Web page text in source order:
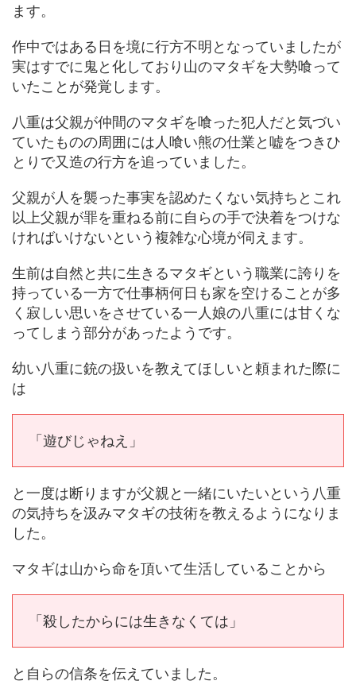
ます。
作中ではある日を境に行方不明となっていましたが
実はすでに鬼と化しており山のマタギを大勢喰って
いたことが発覚します。
八重は父親が仲間のマタギを喰った犯人だと気づい
ていたものの周囲には人喰い熊の仕業と嘘をつきひ
とりで又造の行方を追っていました。
父親が人を襲った事実を認めたくない気持ちとこれ
以上父親が罪を重ねる前に自らの手で決着をつけな
ければいけないという複雑な心境が伺えます。
生前は自然と共に生きるマタギという職業に誇りを
持っている一方で仕事柄何日も家を空けることが多
く寂しい思いをさせている一人娘の八重には甘くな
ってしまう部分があったようです。
幼い八重に銃の扱いを教えてほしいと頼まれた際に
は
「遊びじゃねえ」
と一度は断りますが父親と一緒にいたいという八重
の気持ちを汲みマタギの技術を教えるようになりま
した。
マタギは山から命を頂いて生活していることから
「殺したからには生きなくては」
と自らの信条を伝えていました。